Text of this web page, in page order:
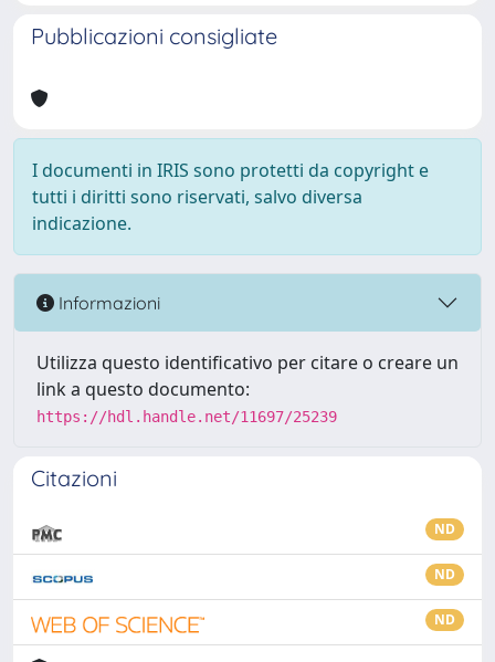
Pubblicazioni consigliate
I documenti in IRIS sono protetti da copyright e
tutti i diritti sono riservati, salvo diversa
indicazione.
Informazioni
Utilizza questo identificativo per citare o creare un
link a questo documento:
https://hdl.handle.net/11697/25239
Citazioni
ND
ND
ND